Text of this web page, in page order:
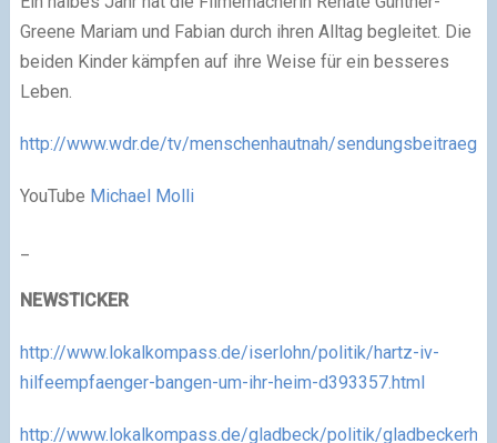
Greene Mariam und Fabian durch ihren Alltag begleitet. Die
beiden Kinder kämpfen auf ihre Weise für ein besseres
Leben.
http://www.wdr.de/tv/menschenhautnah/
YouTube Michael Molli
NEWSTICKER
http://www.lokalkompass.de/iserlohn/politik/hartz-iv-
hilfeempfaenger-bangen-um-ihr-heim-d393357.html
http://www.lokalkompass.de/gladbeck/politik/